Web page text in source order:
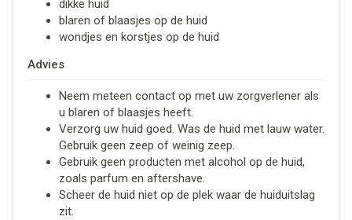
dikke huid
blaren of blaasjes op de huid
wondjes en korstjes op de huid
Advies
Neem meteen contact op met uw zorgverlener als
u blaren of blaasjes heeft.
Verzorg uw huid goed. Was de huid met lauw water.
Gebruik geen zeep of weinig zeep.
Gebruik geen producten met alcohol op de huid,
zoals parfum en aftershave.
Scheer de huid niet op de plek waar de huiduitslag
zit.